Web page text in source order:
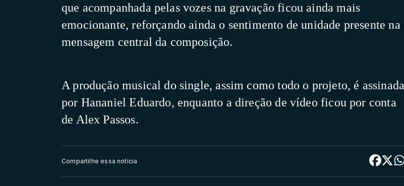
que acompanhada pelas vozes na gravação ficou ainda mais
emocionante, reforçando ainda o sentimento de unidade presente na
mensagem central da composição.
A produção musical do single, assim como todo o projeto, é assinada
por Hananiel Eduardo, enquanto a direção de vídeo ficou por conta
de Alex Passos.
Compartilhe essa notícia